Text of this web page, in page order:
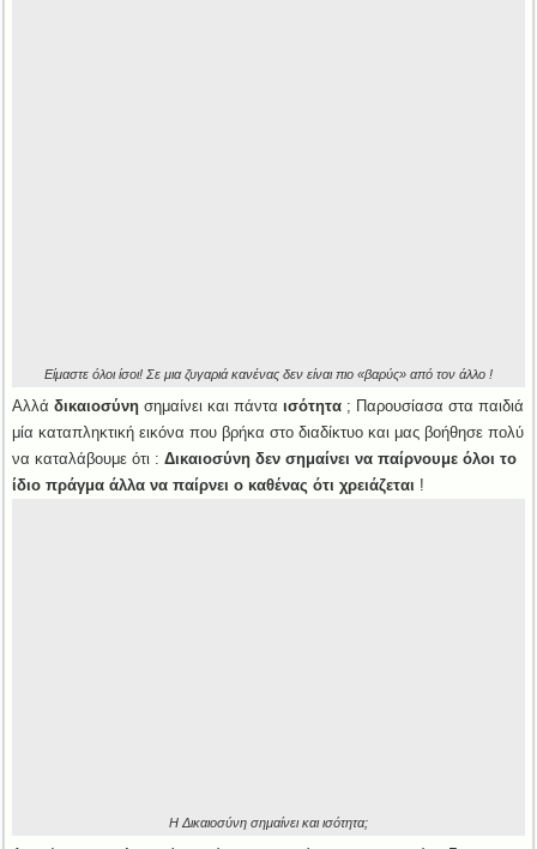
Είμαστε όλοι ίσοι! Σε μια ζυγαριά κανένας δεν είναι πιο «βαρύς» από τον άλλο !
Αλλάδικαιοσύνη σημαίνει και πάνταισότητα ; Παρουσίασα στα παιδιά
μία καταπληκτική εικόνα που βρήκα στο διαδίκτυο και μας βοήθησε πολύ
να καταλάβουμε ότι :Δικαιοσύνη δεν σημαίνει να παίρνουμε όλοι το
ίδιο πράγμα άλλα να παίρνει ο καθένας ότι χρειάζεται !
Η Δικαιοσύνη σημαίνει και ισότητα;